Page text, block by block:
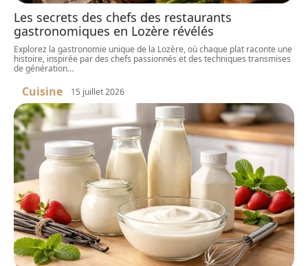
Les secrets des chefs des restaurants
gastronomiques en Lozère révélés
Explorez la gastronomie unique de la Lozère, où chaque plat raconte une
histoire, inspirée par des chefs passionnés et des techniques transmises
de génération…
Cuisine 15 juillet 2026